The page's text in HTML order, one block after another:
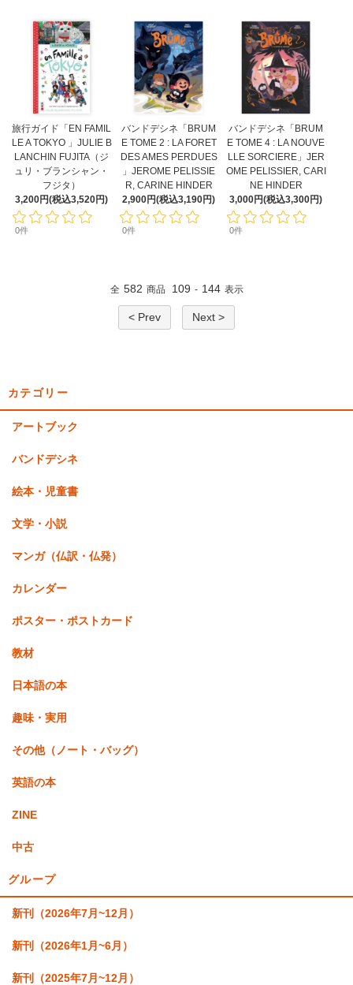
旅行ガイド「EN FAMIL
LE A TOKYO 」JULIE B
LANCHIN FUJITA（ジ
ュリ・ブランシャン・
フジタ）
3,200円(税込3,520円)
0件
バンドデシネ「BRUM
E TOME 2 : LA FORET
DES AMES PERDUES
」JEROME PELISSIE
R, CARINE HINDER
2,900円(税込3,190円)
0件
バンドデシネ「BRUM
E TOME 4 : LA NOUVE
LLE SORCIERE」JER
OME PELISSIER, CARI
NE HINDER
3,000円(税込3,300円)
0件
全 582 商品 109 - 144 表示
< Prev Next >
カテゴリー
アートブック
バンドデシネ
絵本・児童書
文学・小説
マンガ（仏訳・仏発）
カレンダー
ポスター・ポストカード
教材
日本語の本
趣味・実用
その他（ノート・バッグ）
英語の本
ZINE
中古
グループ
新刊（2026年7月~12月）
新刊（2026年1月~6月）
新刊（2025年7月~12月）